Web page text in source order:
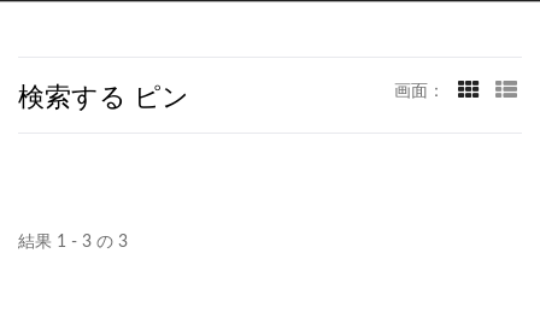
クリップ、スナップリング、
ピン）の検索
検索する ピン 画面：
結果 1 - 3 の 3